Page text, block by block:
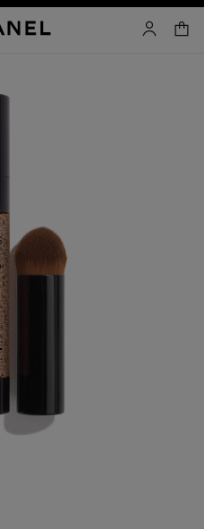
マイアカ
カー